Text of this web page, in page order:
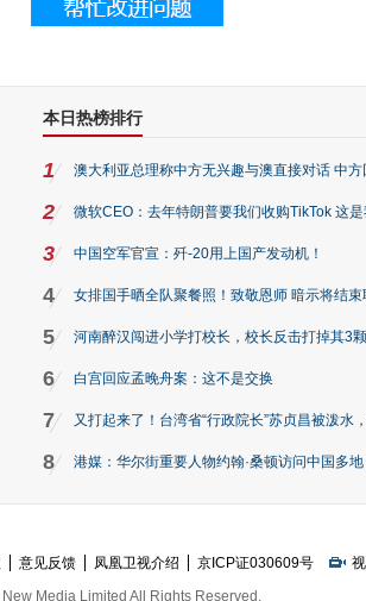
本日热榜排行
1 澳大利亚总理称中方无兴趣与澳直接对话 中方
2 微软CEO：去年特朗普要我们收购TikTok 这是
3 中国空军官宣：歼-20用上国产发动机！
4 女排国手晒全队聚餐照！致敬恩师 暗示将结
5 河南醉汉闯进小学打校长，校长反击打掉其3
6 白宫回应孟晚舟案：这不是交换
7 又打起来了！台湾省“行政院长”苏贞昌被泼水
8 港媒：华尔街重要人物约翰·桑顿访问中国多地
意见反馈 凤凰卫视介绍 京ICP证030609号
Media Limited All Rights Reserved.